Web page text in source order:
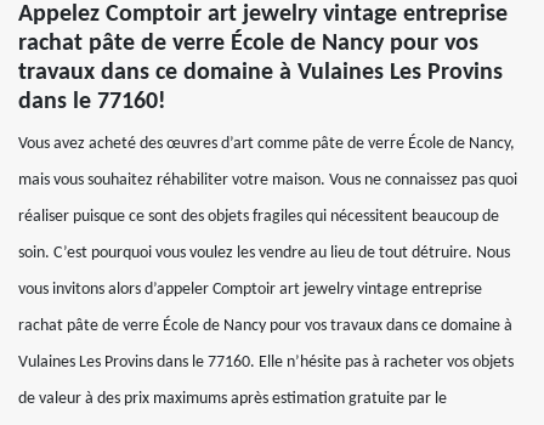
Appelez Comptoir art jewelry vintage entreprise
rachat pâte de verre École de Nancy pour vos
travaux dans ce domaine à Vulaines Les Provins
dans le 77160!
Vous avez acheté des œuvres d’art comme pâte de verre École de Nancy,
mais vous souhaitez réhabiliter votre maison. Vous ne connaissez pas quoi
réaliser puisque ce sont des objets fragiles qui nécessitent beaucoup de
soin. C’est pourquoi vous voulez les vendre au lieu de tout détruire. Nous
vous invitons alors d’appeler Comptoir art jewelry vintage entreprise
rachat pâte de verre École de Nancy pour vos travaux dans ce domaine à
Vulaines Les Provins dans le 77160. Elle n’hésite pas à racheter vos objets
de valeur à des prix maximums après estimation gratuite par le